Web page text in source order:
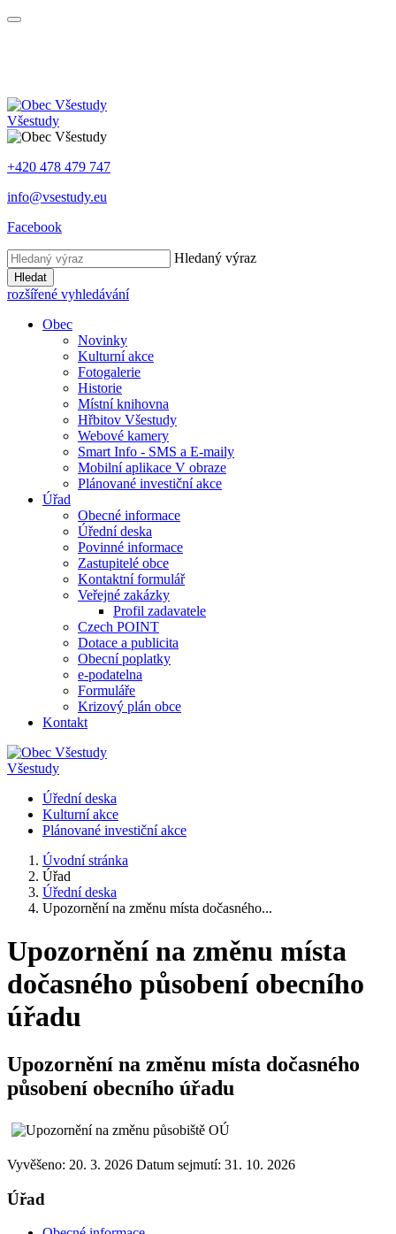
Všestudy
+420 478 479 747
info@vsestudy.eu
Facebook
Hledaný výraz
Hledat
rozšířené vyhledávání
Obec
Novinky
Kulturní akce
Fotogalerie
Historie
Místní knihovna
Hřbitov Všestudy
Webové kamery
Smart Info - SMS a E-maily
Mobilní aplikace V obraze
Plánované investiční akce
Úřad
Obecné informace
Úřední deska
Povinné informace
Zastupitelé obce
Kontaktní formulář
Veřejné zakázky
Profil zadavatele
Czech POINT
Dotace a publicita
Obecní poplatky
e-podatelna
Formuláře
Krizový plán obce
Kontakt
Všestudy
Úřední deska
Kulturní akce
Plánované investiční akce
Úvodní stránka
Úřad
Úřední deska
Upozornění na změnu místa dočasného...
Upozornění na změnu místa
dočasného působení obecního
úřadu
Upozornění na změnu místa dočasného
působení obecního úřadu
Vyvěšeno: 20. 3. 2026 Datum sejmutí: 31. 10. 2026
Úřad